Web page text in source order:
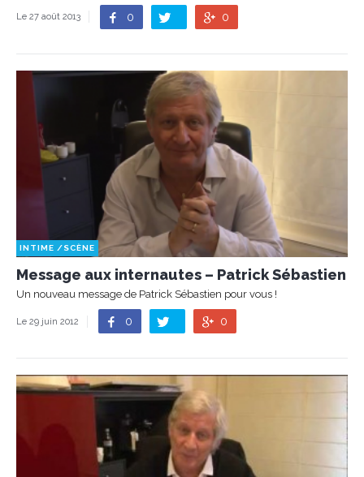
Le 27 août 2013 0 0
INTIME /SCÈNE
Message aux internautes – Patrick Sébastien
Un nouveau message de Patrick Sébastien pour vous !
Le 29 juin 2012 0 0